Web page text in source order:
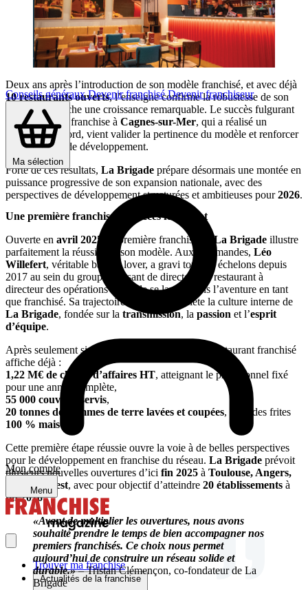
Conseils générauxDevenir franchiséDevenir franchiseur
Ma sélection
Mon compte
Menu
Trouver ma franchise
Actualités de la franchise
Deux ans après l’introduction de son modèle franchisé, et avec déjà
10 restaurants ouverts, l’enseigne confirme la robustesse de son
concept et affiche une croissance remarquable. Le succès fulgurant
de sa première franchise à Cagnes-sur-Mer, qui a réalisé un
démarrage record, vient valider la pertinence du modèle et renforcer
la dynamique de développement.
Forte de ces résultats, La Brigade prépare désormais une montée en
puissance progressive de son expansion nationale, avec des
perspectives de développement structurées et ambitieuses pour2026.
Une première franchise au succès fulgurant
Ouverte en avril 2025 , la première franchise de La Brigade illustre
parfaitement la réussite de son modèle. Aux commandes, Léo
Willefert, véritable barbak lover, a gravi tous les échelons depuis
2017 au sein du groupe, passant de directeur de restaurant à
directeur des opérations avant de se lancer dans l’aventure en tant
que franchisé. Sa trajectoire exemplaire reflète la culture interne de
La Brigade, fondée sur la transmission, la passion et l’esprit
d’équipe.
Après seulement six mois d’activité, ce premier restaurant franchisé
affiche déjà :
1,22 M€ de chiffre d’affaires HT, atteignant le prévisionnel fixé
pour une année complète,
55 000 couverts servis,
20 tonnes de pommes de terre lavées et coupées, pour des frites
100 % maison
Cette première étape réussie ouvre la voie à de belles perspectives
pour le développement en franchise du réseau. La Brigade prévoit
plusieurs nouvelles ouvertures d’ici fin 2025 à Toulouse, Angers,
Lyon et Brest, avec pour objectif d’atteindre 20 établissements à
fin 2026.
«Avant de multiplier les ouvertures, nous avons
souhaité prendre le temps de bien accompagner nos
premiers franchisés. Ce choix nous permet
aujourd’hui de construire un réseau solide et
durable.»– Tristan Clémençon, co-fondateur de La
Brigade